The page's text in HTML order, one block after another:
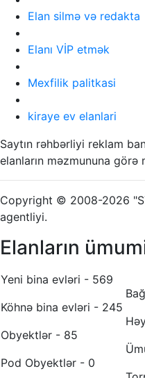
Elan silmə və redakta
Elanı VİP etmək
Mexfilik palitkasi
kiraye ev elanlari
Saytın rəhbərliyi reklam
elanların məzmununa görə
Copyright © 2008-2026
agentliyi.
Elanların
Yeni bina evləri - 569
Köhnə bina evləri - 245
Obyektlər - 85
Pod Obyektlər - 0